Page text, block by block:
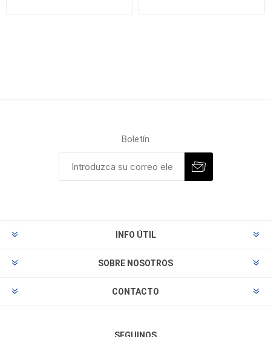
Boletín
INFO ÚTIL
SOBRE NOSOTROS
CONTACTO
SEGUINOS